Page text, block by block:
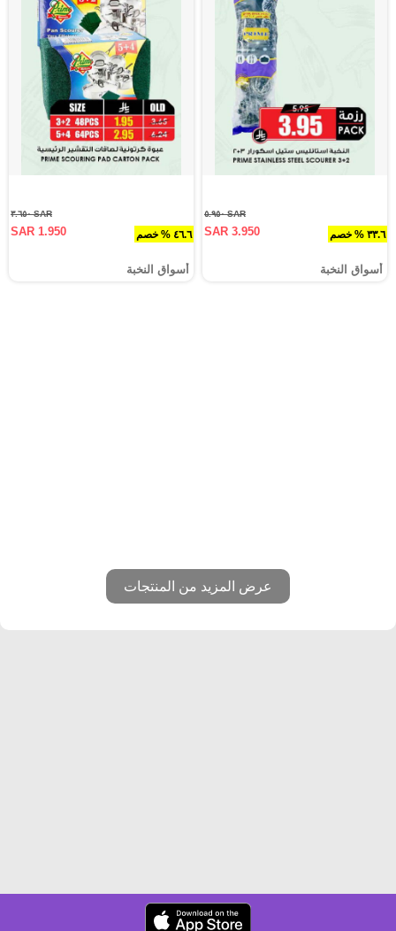
٣٣.٦ % خصم
SAR ٥.٩٥٠
SAR 3.950
أسواق النخبة
٤٦.٦ % خصم
SAR ٣.٦٥٠
SAR 1.950
أسواق النخبة
عرض المزيد من المنتجات